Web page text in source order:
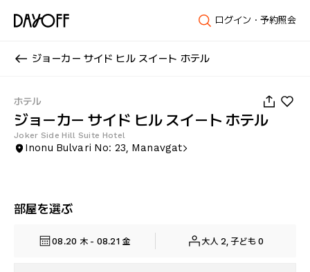
ログイン・予約照会
ジョーカー サイド ヒル スイート ホテル
ホテル
ジョーカー サイド ヒル スイート ホテル
Joker Side Hill Suite Hotel
Inonu Bulvari No: 23, Manavgat
部屋を選ぶ
08.20 木 - 08.21 金 大人 2, 子ども 0